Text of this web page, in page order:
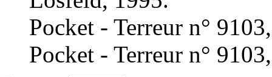
Pocket - Terreur n°
Pocket - Terreur n°